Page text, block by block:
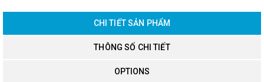
CHI TIẾT SẢN PHẨM
THÔNG SỐ CHI TIẾT
OPTIONS